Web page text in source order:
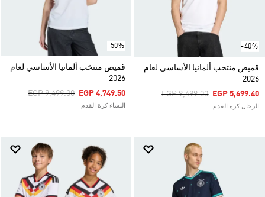
-40%
قميص منتخب ألمانيا الأساسي لعام
2026
Price Reduced From
EGP 9,499.00ToEGP 5,699.40
الرجال كرة القدم
-50%
قميص منتخب ألمانيا الأساسي لعام
2026
Price Reduced From
EGP 9,499.00ToEGP 4,749.50
النساء كرة القدم